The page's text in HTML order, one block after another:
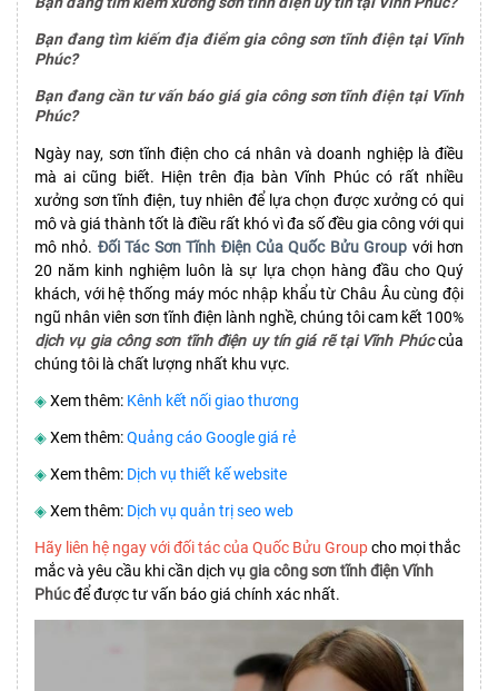
Bạn đang tìm kiếm địa điểm gia công sơn tĩnh điện tại Vĩnh
Phúc?
Bạn đang cần tư vấn báo giá gia công sơn tĩnh điện tại Vĩnh
Phúc?
Ngày nay, sơn tĩnh điện cho cá nhân và doanh nghiệp là điều
mà ai cũng biết. Hiện trên địa bàn Vĩnh Phúc có rất nhiều
xưởng sơn tĩnh điện, tuy nhiên để lựa chọn được xưởng có qui
mô và giá thành tốt là điều rất khó vì đa số đều gia công với qui
mô nhỏ. Đối Tác Sơn Tĩnh Điện Của Quốc Bửu Group với hơn
20 năm kinh nghiệm luôn là sự lựa chọn hàng đầu cho Quý
khách, với hệ thống máy móc nhập khẩu từ Châu Âu cùng đội
ngũ nhân viên sơn tĩnh điện lành nghề, chúng tôi cam kết 100%
dịch vụ gia công sơn tĩnh điện uy tín giá rẽ tại Vĩnh Phúc của
chúng tôi là chất lượng nhất khu vực.
◈Xem thêm: Kênh kết nối giao thương
◈Xem thêm:Quảng cáo Google giá rẻ
◈Xem thêm: Dịch vụ thiết kế website
◈Xem thêm: Dịch vụ quản trị seo web
Hãy liên hệ ngay với đối tác của Quốc Bửu Groupcho mọi thắc
mắc và yêu cầu khi cần dịch vụ gia công sơn tĩnh điện Vĩnh
Phúcđể được tư vấn báo giá chính xác nhất.